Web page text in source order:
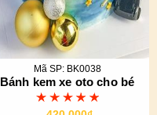
Mã SP: BK0038
Bánh kem xe oto cho bé